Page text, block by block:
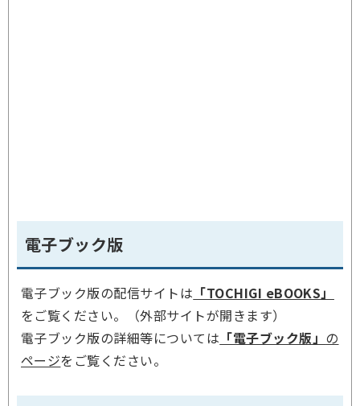
電子ブック版
電子ブック版の配信サイトは 「TOCHIGI eBOOKS」
をご覧ください。（外部サイトが開きます）
電子ブック版の詳細等については 「電子ブック版」 の
ページをご覧ください。